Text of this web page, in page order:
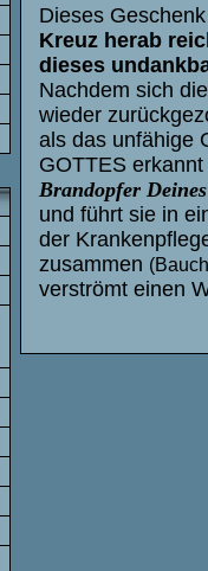
Dieses
Kreuz herab
dieses
Nachdem sich
wieder
als das unfähige
GOTTES
Brandopfer
und führt sie in
der
zusammen
verströmt einen